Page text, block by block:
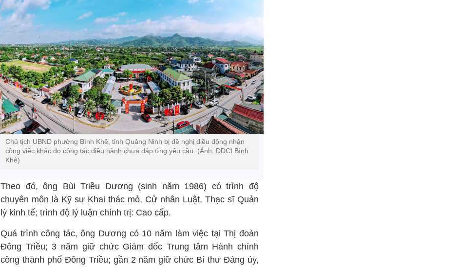
Chủ tịch UBND phường Bình Khê, tỉnh Quảng Ninh bị đề nghị điều động nhận
công việc khác do công tác điều hành chưa đáp ứng yêu cầu. (Ảnh: DDCI Bình
Khê)
Theo đó, ông Bùi Triều Dương (sinh năm 1986) có trình độ
chuyên môn là Kỹ sư Khai thác mỏ, Cử nhân Luật, Thạc sĩ Quản
lý kinh tế; trình độ lý luận chính trị: Cao cấp.
Quá trình công tác, ông Dương có 10 năm làm việc tại Thị đoàn
Đông Triều; 3 năm giữ chức Giám đốc Trung tâm Hành chính
công thành phố Đông Triều; gần 2 năm giữ chức Bí thư Đảng ủy,